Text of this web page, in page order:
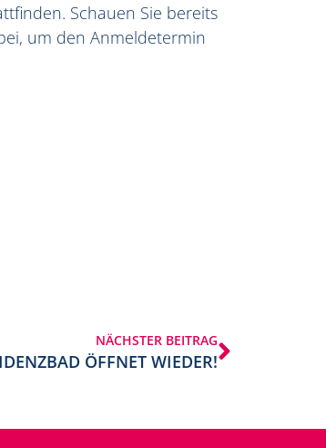
Schauen Sie bereits
um den Anmeldetermin
NÄCHSTER BEITRAG
ÖFFNET WIEDER!